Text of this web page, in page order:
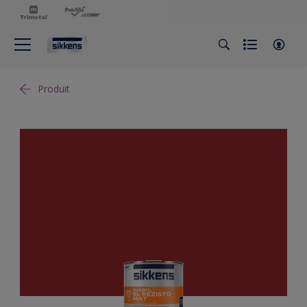
Produit